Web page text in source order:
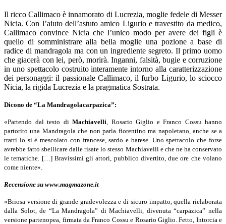
Il ricco Callimaco è innamorato di Lucrezia, moglie fedele di Messer
Nicia. Con l’aiuto dell’astuto amico Ligurio e travestito da medico,
Callimaco convince Nicia che l’unico modo per avere dei figli è
quello di somministrare alla bella moglie una pozione a base di
radice di mandragola ma con un ingrediente segreto. Il primo uomo
che giacerà con lei, però, morirà. Inganni, falsità, bugie e corruzione
in uno spettacolo costruito interamente intorno alla caratterizzazione
dei personaggi: il passionale Callimaco, il furbo Ligurio, lo sciocco
Nicia, la rigida Lucrezia e la pragmatica Sostrata.
Dicono de “La Mandragolacarpazica”:
«Partendo dal testo di Machiavelli , Rosario Giglio e Franco Cossu hanno
partorito una Mandragola che non parla fiorentino ma napoletano, anche se a
tratti lo si è mescolato con francese, sardo e barese. Uno spettacolo che forse
avrebbe fatto sbellicare dalle risate lo stesso Machiavelli e che ne ha conservato
le tematiche. […] Bravissimi gli attori, pubblico divertito, due ore che volano
come niente».
Recensione su www.magmazone.it
«Briosa versione di grande gradevolezza e di sicuro impatto, quella rielaborata
dalla Solot, de “La Mandragola” di Machiavelli, divenuta “carpazica” nella
versione partenopea, firmata da Franco Cossu e Rosario Giglio. Fetto, Intorcia e